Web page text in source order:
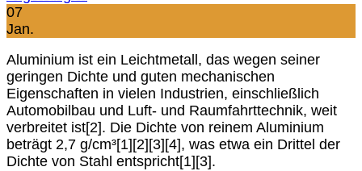
07
Jan.
Aluminium ist ein Leichtmetall, das wegen seiner
geringen Dichte und guten mechanischen
Eigenschaften in vielen Industrien, einschließlich
Automobilbau und Luft- und Raumfahrttechnik, weit
verbreitet ist[2]. Die Dichte von reinem Aluminium
beträgt 2,7 g/cm³[1][2][3][4], was etwa ein Drittel der
Dichte von Stahl entspricht[1][3].